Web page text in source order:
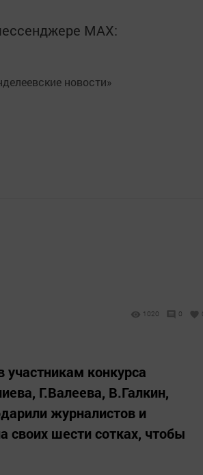
MАХ:
новости»
1020 0
участникам конкурса
Г.Валеева, В.Галкин,
журналистов и
своих шести сотках, чтобы